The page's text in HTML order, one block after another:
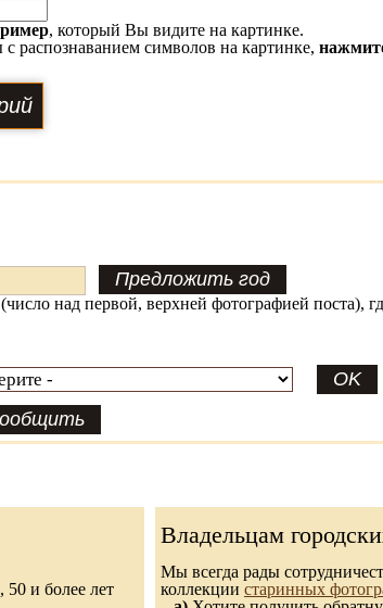
, который Вы видите на картинке.
распознаванием символов на картинке,
(число над первой, верхней фотографией поста),
и более лет
Владельцам
Мы всегда рады
коллекции старинных